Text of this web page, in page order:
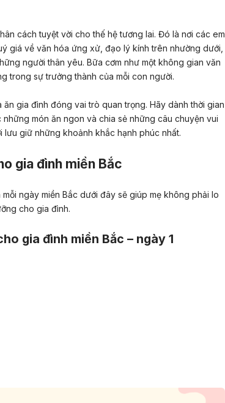
cách tuyệt vời cho thế hệ tương lai. Đó là nơi các em
giá về văn hóa ứng xử, đạo lý kính trên nhường dưới,
người thân yêu. Bữa cơm như một không gian văn
trong sự trưởng thành của mỗi con người.
gia đình đóng vai trò quan trọng. Hãy dành thời gian
món ăn ngon và chia sẻ những câu chuyện vui
lưu giữ những khoảnh khắc hạnh phúc nhất.
gia đình miền Bắc
ngày miền Bắc dưới đây sẽ giúp mẹ không phải lo
cho gia đình.
gia đình miền Bắc – ngày 1